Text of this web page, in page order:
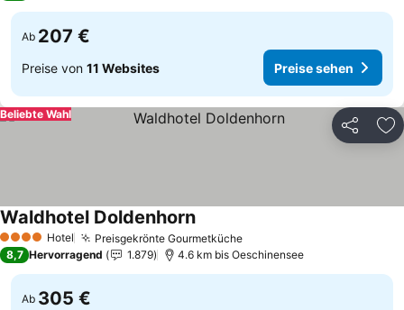
Ab 207 €
Preise von 11 Websites Preise sehen
Teilen
Beliebte Wahl
4 Sterne Hotel Preisgekrönte Gourmetküche
Waldhotel Doldenhorn
8,7 Hervorragend 1.879 4.6 km bis Oeschinensee
Ab 305 €